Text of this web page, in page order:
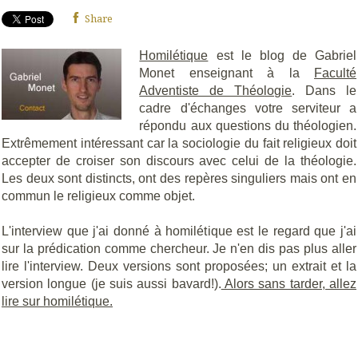
Share
Homilétique est le blog de Gabriel
Monet enseignant à la
Faculté
Adventiste de Théologie. Dans le
cadre d'échanges votre serviteur a
répondu aux questions du théologien.
Extrêmement intéressant car la sociologie du fait religieux doit
accepter de croiser son discours avec celui de la théologie.
Les deux sont distincts, ont des repères singuliers mais ont en
commun le religieux comme objet.
L'interview que j'ai donné à homilétique est le regard que j'ai
sur la prédication comme chercheur. Je n'en dis pas plus aller
lire l'interview. Deux versions sont proposées; un extrait et la
version longue (je suis aussi bavard!). Alors sans tarder, allez
lire sur homilétique.